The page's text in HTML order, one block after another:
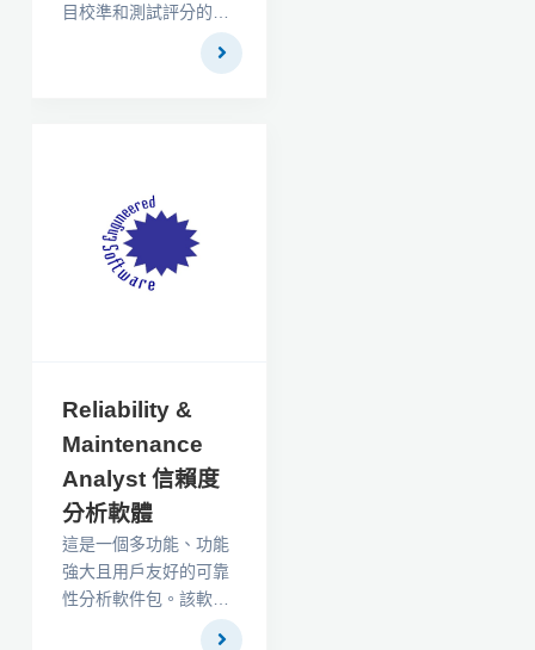
目校準和測試評分的高
級應用程式。它帶有直
觀的圖形用戶界面，並
織，在教育、心理、社
會和健康科學領域的應
用越來越廣泛。
Reliability &
Maintenance
Analyst 信賴度
分析軟體
這是一個多功能、功能
強大且用戶友好的可靠
性分析軟件包。該軟件
由兩個模塊組成；壽命